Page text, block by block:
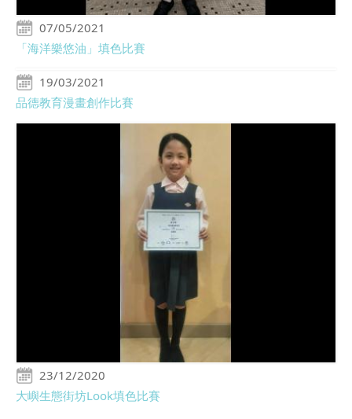
07/05/2021
「海洋樂悠油」填色比賽
19/03/2021
品德教育漫畫創作比賽
23/12/2020
大嶼生態街坊Look填色比賽